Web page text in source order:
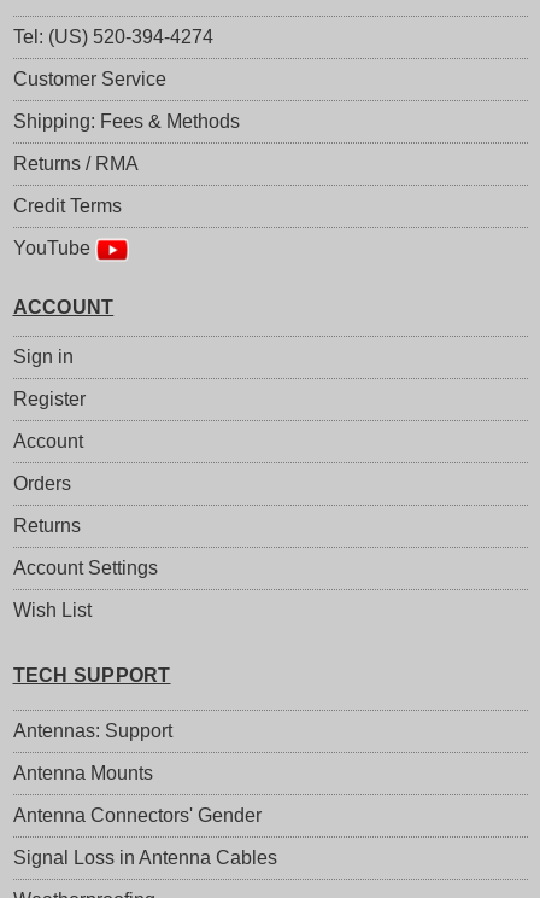
Tel: (US) 520-394-4274
Customer Service
Shipping: Fees & Methods
Returns / RMA
Credit Terms
YouTube
ACCOUNT
Sign in
Register
Account
Orders
Returns
Account Settings
Wish List
TECH SUPPORT
Antennas: Support
Antenna Mounts
Antenna Connectors' Gender
Signal Loss in Antenna Cables